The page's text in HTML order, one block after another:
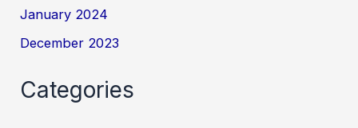
January 2024
December 2023
Categories